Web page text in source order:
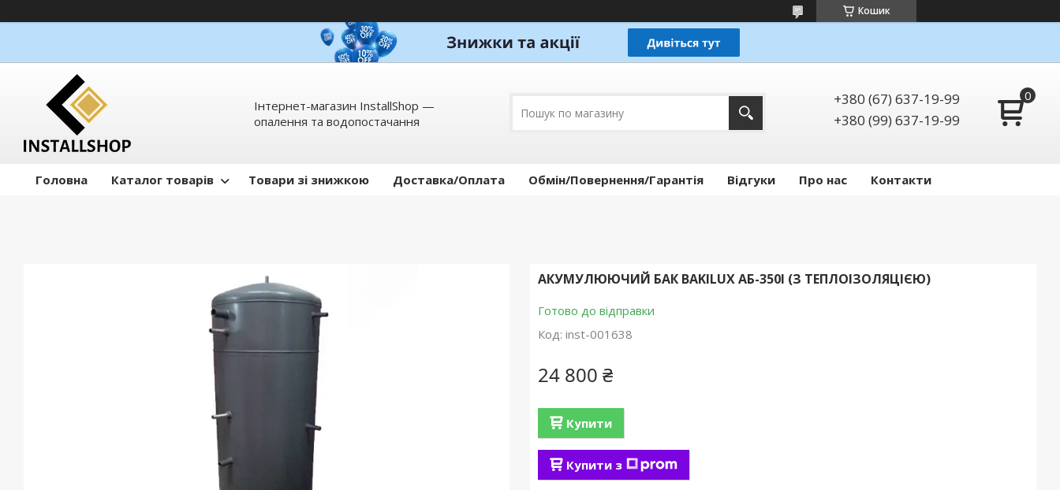
Кошик
Інтернет-магазин InstallShop —
опалення та водопостачання
+380 (67) 637-19-99
+380 (99) 637-19-99
Головна Каталог товарів Товари зі знижкою Доставка/Оплата Обмін/Повернення/Гарантія Відгуки Про нас Контакти
АКУМУЛЮЮЧИЙ БАК BAKILUX АБ-350І (З ТЕПЛОІЗОЛЯЦІЄЮ)
Готово до відправки
Код: inst-001638
24 800 ₴
Купити
Купити з